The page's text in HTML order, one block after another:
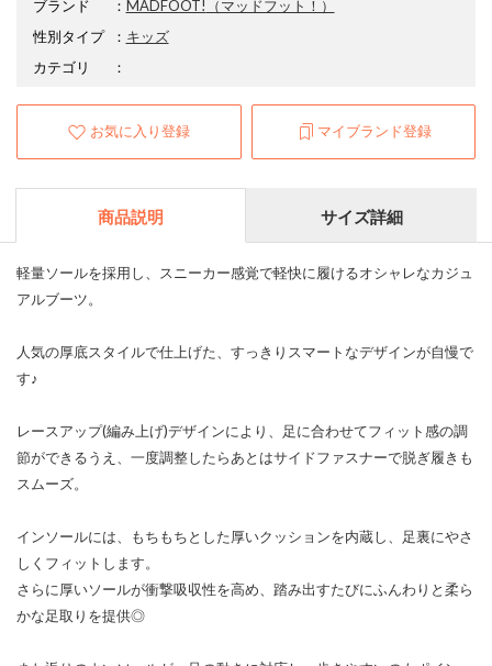
ブランド
： MADFOOT! （マッドフット！）
性別タイプ
： キッズ
カテゴリ
：
お気に入り登録 マイブランド登録
商品説明 サイズ詳細
軽量ソールを採用し、スニーカー感覚で軽快に履けるオシャレなカジュ
アルブーツ。
人気の厚底スタイルで仕上げた、すっきりスマートなデザインが自慢で
す♪
レースアップ(編み上げ)デザインにより、足に合わせてフィット感の調
節ができるうえ、一度調整したらあとはサイドファスナーで脱ぎ履きも
スムーズ。
インソールには、もちもちとした厚いクッションを内蔵し、足裏にやさ
しくフィットします。
さらに厚いソールが衝撃吸収性を高め、踏み出すたびにふんわりと柔ら
かな足取りを提供◎